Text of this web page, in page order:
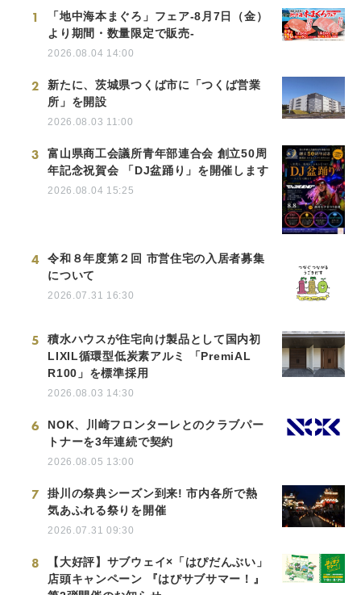
1
「地中海本まぐろ」フェア-8月7日（金）
より期間・数量限定で販売-
2026.08.04 14:00
2
新たに、茨城県つくば市に「つくば営業
所」を開設
2026.08.03 11:00
3
富山県商工会議所青年部連合会 創立50周
年記念祝賀会 「DJ盆踊り」を開催します
2026.08.04 15:25
4
令和８年度第２回 市営住宅の入居者募集
について
2026.07.31 16:30
5
積水ハウスが住宅向け製品として国内初
LIXIL循環型低炭素アルミ 「PremiAL
R100」を標準採用
2026.08.03 14:30
6
NOK、川崎フロンターレとのクラブパー
トナーを3年連続で契約
2026.08.05 13:00
7
掛川の祭典シーズン到来! 市内各所で熱
気あふれる祭りを開催
2026.07.31 09:30
8
【大好評】サブウェイ×「はぴだんぶい」
店頭キャンペーン 『はぴサブサマー！』